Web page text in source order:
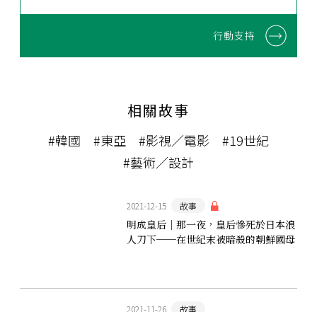
行動支持
相關故事
#韓國 #東亞 #影視／電影
#19世紀
#藝術／設計
2021-12-15 故事
明成皇后｜那一夜，皇后慘死於日本浪
人刀下──在世紀末被暗殺的朝鮮國母
2021-11-26 故事